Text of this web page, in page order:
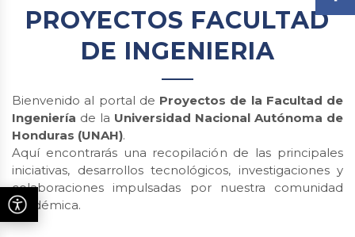
PROYECTOS FACULTAD
DE INGENIERIA
Bienvenido al portal de Proyectos de la Facultad de
Ingeniería de la Universidad Nacional Autónoma de
Honduras (UNAH).
Aquí encontrarás una recopilación de las principales
iniciativas, desarrollos tecnológicos, investigaciones y
colaboraciones impulsadas por nuestra comunidad
académica.